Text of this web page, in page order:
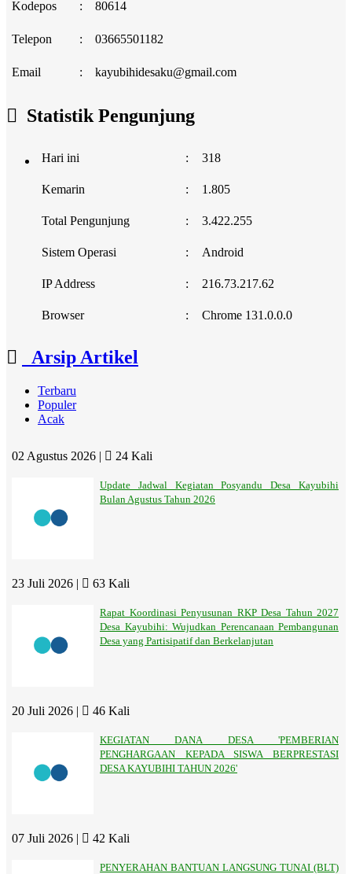
Kodepos : 80614
Telepon : 03665501182
Email : kayubihidesaku@gmail.com
Statistik Pengunjung
Hari ini : 318
Kemarin : 1.805
Total Pengunjung : 3.422.255
Sistem Operasi : Android
IP Address : 216.73.217.62
Browser : Chrome 131.0.0.0
Arsip Artikel
Terbaru
Populer
Acak
02 Agustus 2026 | 24 Kali
Update Jadwal Kegiatan Posyandu Desa Kayubihi
Bulan Agustus Tahun 2026
23 Juli 2026 | 63 Kali
Rapat Koordinasi Penyusunan RKP Desa Tahun 2027
Desa Kayubihi: Wujudkan Perencanaan Pembangunan
Desa yang Partisipatif dan Berkelanjutan
20 Juli 2026 | 46 Kali
KEGIATAN DANA DESA 'PEMBERIAN
PENGHARGAAN KEPADA SISWA BERPRESTASI
DESA KAYUBIHI TAHUN 2026'
07 Juli 2026 | 42 Kali
PENYERAHAN BANTUAN LANGSUNG TUNAI (BLT)